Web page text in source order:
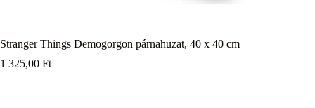
Stranger Things Demogorgon párnahuzat, 40 x 40 cm
1 325,00 Ft